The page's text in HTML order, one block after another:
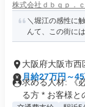
株式会社ｄｂｑｐ．
＼堀江の感性に
んて、この街に
大阪府大阪市西
月給27万円～
求める人材: 《
る方 * お客様と